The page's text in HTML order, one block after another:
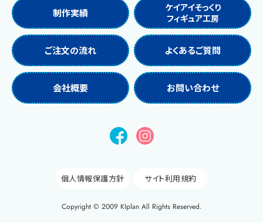
制作実績
ケイアイそっくり
フィギュア工房
ご注文の流れ よくあるご質問
会社概要 お問い合わせ
個人情報保護方針 サイト利用規約
Copyright © 2009 KIplan All Rights Reserved.